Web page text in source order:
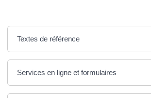
Textes de référence
Services en ligne et formulaires